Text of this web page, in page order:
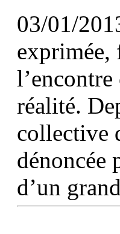
03/01/
exprimée,
réalité.
collective
dénoncée
d’un grand